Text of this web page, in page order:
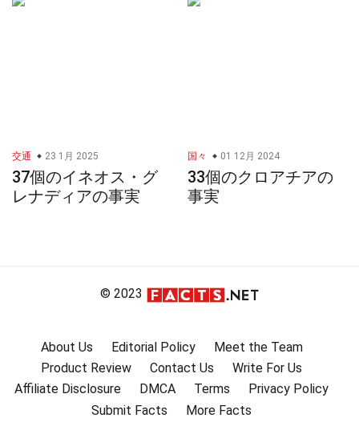
交通 23 1月 2025
37個のイネオス・グ
レナディアの事実
国々 01 12月 2024
33個のクロアチアの
事実
© 2023
About Us Editorial Policy
Meet the Team
Product Review
Contact Us
Write For Us
Affiliate Disclosure
DMCA Terms
Privacy Policy
Submit Facts
More Facts